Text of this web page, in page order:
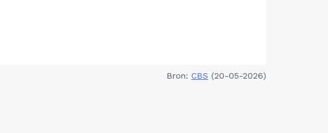
Bron: CBS (20-05-2026)